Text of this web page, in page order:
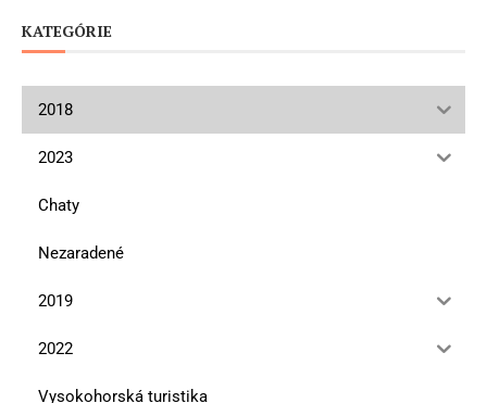
KATEGÓRIE
2018
2023
Chaty
Nezaradené
2019
2022
Vysokohorská turistika